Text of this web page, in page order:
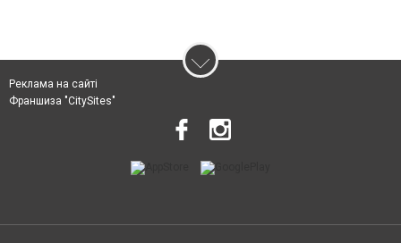
Реклама на сайті
Франшиза "CitySites"